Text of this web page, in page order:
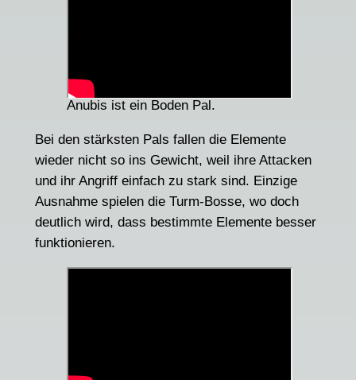
Anubis ist ein Boden Pal.
Bei den stärksten Pals fallen die Elemente
wieder nicht so ins Gewicht, weil ihre Attacken
und ihr Angriff einfach zu stark sind. Einzige
Ausnahme spielen die Turm-Bosse, wo doch
deutlich wird, dass bestimmte Elemente besser
funktionieren.